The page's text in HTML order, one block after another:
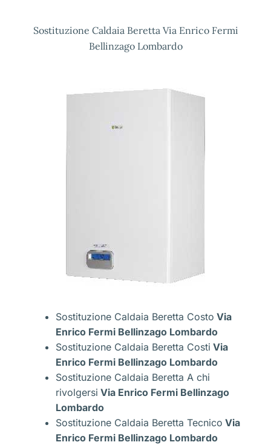
Sostituzione Caldaia Beretta Via Enrico Fermi
Bellinzago Lombardo
Sostituzione Caldaia Beretta Costo Via
Enrico Fermi Bellinzago Lombardo
Sostituzione Caldaia Beretta Costi Via
Enrico Fermi Bellinzago Lombardo
Sostituzione Caldaia Beretta A chi
rivolgersi Via Enrico Fermi Bellinzago
Lombardo
Sostituzione Caldaia Beretta Tecnico Via
Enrico Fermi Bellinzago Lombardo